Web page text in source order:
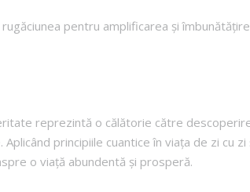
pentru amplificarea și
reprezintă o călătorie către
principiile cuantice în viața de zi cu
o viață abundentă și prosperă.